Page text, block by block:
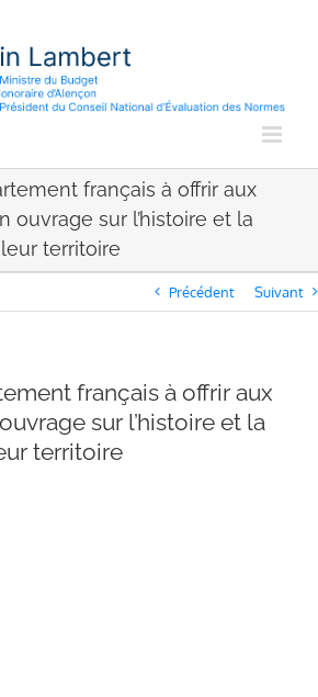
français à offrir aux
ouvrage sur l’histoire et la
territoire
Précédent Suivant
français à offrir aux
sur l’histoire et la
territoire